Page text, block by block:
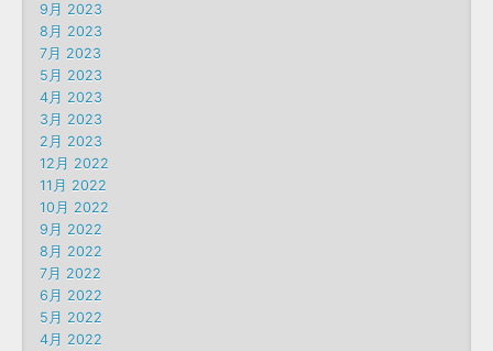
9月 2023
8月 2023
7月 2023
5月 2023
4月 2023
3月 2023
2月 2023
12月 2022
11月 2022
10月 2022
9月 2022
8月 2022
7月 2022
6月 2022
5月 2022
4月 2022